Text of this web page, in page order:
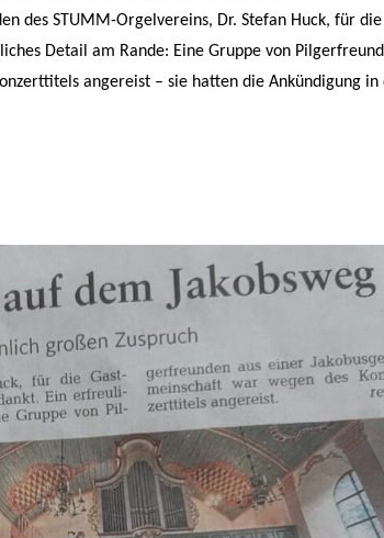
des STUMM-Orgelvereins, Dr. Stefan Huck, für die
Detail am Rande: Eine Gruppe von
angereist – sie hatten die Ankündigung in